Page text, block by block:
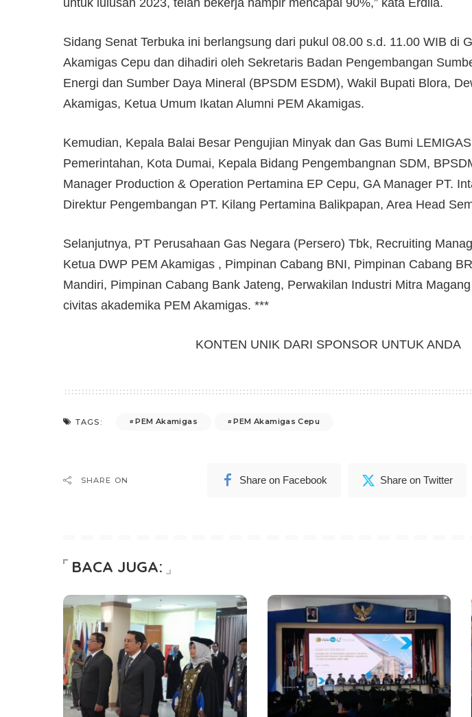
Sidang Senat Terbuka ini berlangsung dari pukul 08.00 s.d. 11.00 WIB di
Akamigas Cepu dan dihadiri oleh Sekretaris Badan Pengembangan
Energi dan Sumber Daya Mineral (BPSDM ESDM), Wakil Bupati Blora,
Akamigas, Ketua Umum Ikatan Alumni PEM Akamigas.
Kemudian, Kepala Balai Besar Pengujian Minyak dan Gas Bumi
Pemerintahan, Kota Dumai, Kepala Bidang Pengembangnan SDM,
Manager Production & Operation Pertamina EP Cepu, GA Manager PT.
Direktur Pengembangan PT. Kilang Pertamina Balikpapan, Area Head
Selanjutnya, PT Perusahaan Gas Negara (Persero) Tbk, Recruiting
Ketua DWP PEM Akamigas , Pimpinan Cabang BNI, Pimpinan Cabang
Mandiri, Pimpinan Cabang Bank Jateng, Perwakilan Industri Mitra
civitas akademika PEM Akamigas. ***
KONTEN UNIK DARI SPONSOR UNTUK ANDA
TAGS: PEM Akamigas PEM Akamigas Cepu
SHARE ON Share on Facebook Share on Twitter
BACA JUGA: